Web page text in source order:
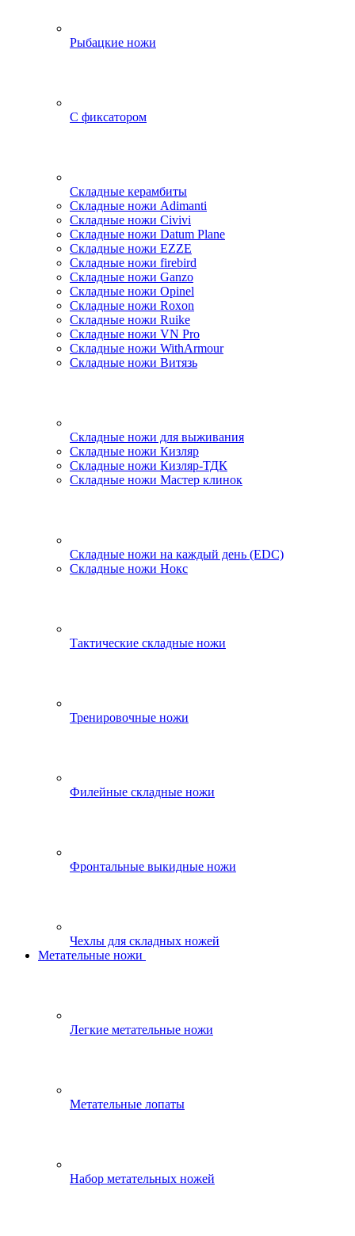
Рыбацкие ножи
С фиксатором
Складные керамбиты
Складные ножи Adimanti
Складные ножи Civivi
Складные ножи Datum Plane
Складные ножи EZZE
Складные ножи firebird
Складные ножи Ganzo
Складные ножи Opinel
Складные ножи Roxon
Складные ножи Ruike
Складные ножи VN Pro
Складные ножи WithArmour
Складные ножи Витязь
Складные ножи для выживания
Складные ножи Кизляр
Складные ножи Кизляр-ТДК
Складные ножи Мастер клинок
Складные ножи на каждый день (EDC)
Складные ножи Нокс
Тактические складные ножи
Тренировочные ножи
Филейные складные ножи
Фронтальные выкидные ножи
Чехлы для складных ножей
Метательные ножи
Легкие метательные ножи
Метательные лопаты
Набор метательных ножей